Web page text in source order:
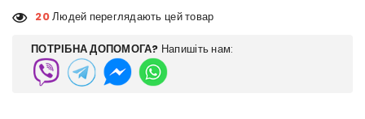
20Людей переглядають цей товар
ПОТРІБНА ДОПОМОГА? Напишіть нам: